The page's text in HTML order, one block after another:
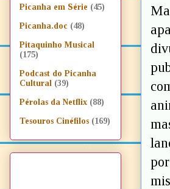
Picanha em Série (45)
Picanha.doc (48)
Pitaquinho Musical
(175)
Podcast do Picanha
Cultural (39)
Pérolas da Netflix (88)
Tesouros Cinéfilos (169)